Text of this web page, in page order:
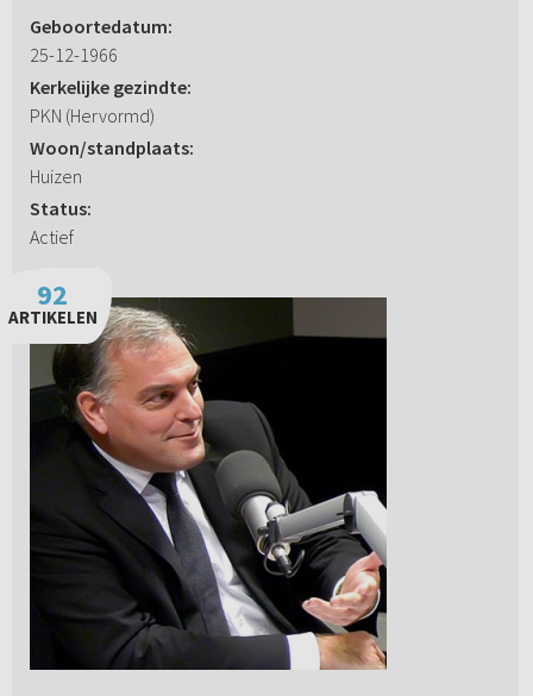
Geboortedatum:
25-12-1966
Kerkelijke gezindte:
PKN (Hervormd)
Woon/standplaats:
Huizen
Status:
Actief
92
ARTIKELEN